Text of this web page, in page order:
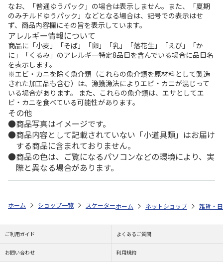
なお、「普通ゆうパック」の場合は表示しません。また、「夏期
のみチルドゆうパック」などとなる場合は、記号での表示はせ
ず、商品内容欄にその旨を表示しています。
アレルギー情報について
商品に「小麦」「そば」「卵」「乳」「落花生」「えび」「か
に」「くるみ」のアレルギー特定8品目を含んでいる場合に品目名
を表示します。
※エビ・カニを除く魚介類（これらの魚介類を原材料として製造
された加工品も含む）は、漁獲漁法によりエビ・カニが混じって
いる場合があります。 また、これらの魚介類は、エサとしてエ
ビ・カニを食べている可能性があります。
その他
商品写真はイメージです。
商品内容として記載されていない「小道具類」はお届け
する商品に含まれておりません。
商品の色は、ご覧になるパソコンなどの環境により、実
際と異なる場合があります。
ホーム ショップ一覧 スケーター 超軽量マグボトル ステンレス
ホーム ネットショップ 雑貨・
ご利用ガイド よくあるご質問
お問い合わせ 利用規約